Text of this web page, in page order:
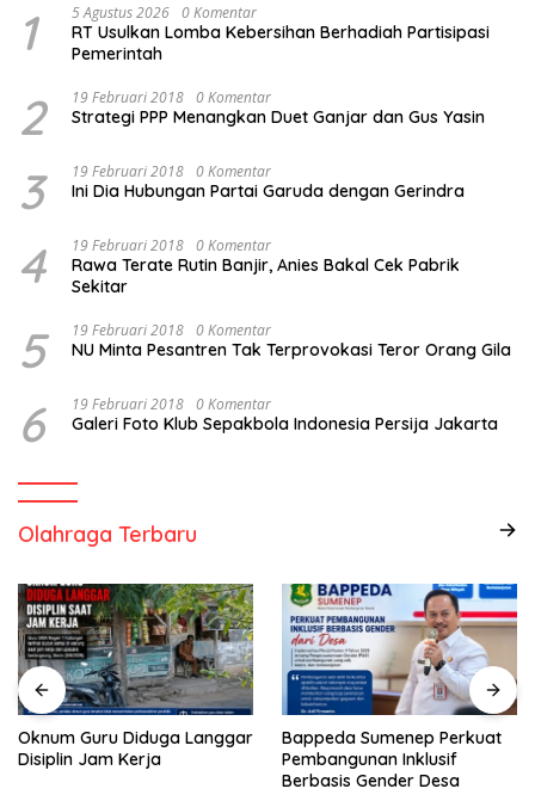
1 5 Agustus 2026 0 Komentar
RT Usulkan Lomba Kebersihan Berhadiah Partisipasi
Pemerintah
2 19 Februari 2018 0 Komentar
Strategi PPP Menangkan Duet Ganjar dan Gus Yasin
3 19 Februari 2018 0 Komentar
Ini Dia Hubungan Partai Garuda dengan Gerindra
4 19 Februari 2018 0 Komentar
Rawa Terate Rutin Banjir, Anies Bakal Cek Pabrik
Sekitar
5 19 Februari 2018 0 Komentar
NU Minta Pesantren Tak Terprovokasi Teror Orang Gila
6 19 Februari 2018 0 Komentar
Galeri Foto Klub Sepakbola Indonesia Persija Jakarta
Olahraga Terbaru
Oknum Guru Diduga Langgar
Disiplin Jam Kerja
Bappeda Sumenep Perkuat
Pembangunan Inklusif
Berbasis Gender Desa